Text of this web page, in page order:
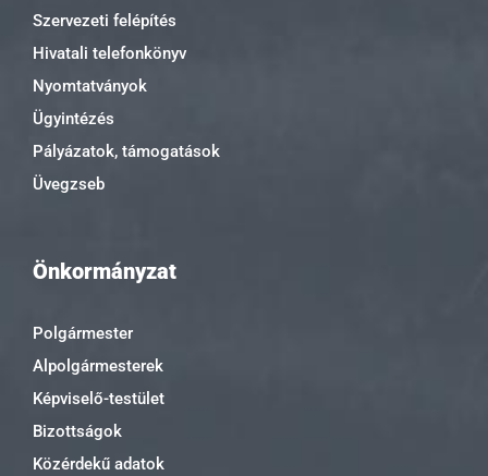
Szervezeti felépítés
Hivatali telefonkönyv
Nyomtatványok
Ügyintézés
Pályázatok, támogatások
Üvegzseb
Önkormányzat
Polgármester
Alpolgármesterek
Képviselő-testület
Bizottságok
Közérdekű adatok